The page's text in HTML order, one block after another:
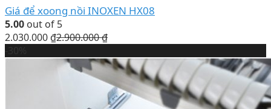
Giá để xoong nồi INOXEN HX08
5.00 out of 5
2.030.000 ₫2.900.000₫